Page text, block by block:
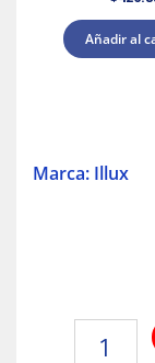
Añadir al
Marca: Illux